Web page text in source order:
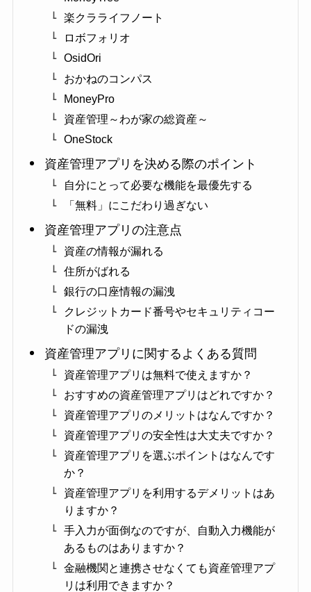
楽クラライフノート
ロボフォリオ
OsidOri
おかねのコンパス
MoneyPro
資産管理～わが家の総資産～
OneStock
資産管理アプリを決める際のポイント
自分にとって必要な機能を最優先する
「無料」にこだわり過ぎない
資産管理アプリの注意点
資産の情報が漏れる
住所がばれる
銀行の口座情報の漏洩
クレジットカード番号やセキュリティコー
ドの漏洩
資産管理アプリに関するよくある質問
資産管理アプリは無料で使えますか？
おすすめの資産管理アプリはどれですか？
資産管理アプリのメリットはなんですか？
資産管理アプリの安全性は大丈夫ですか？
資産管理アプリを選ぶポイントはなんです
か？
資産管理アプリを利用するデメリットはあ
りますか？
手入力が面倒なのですが、自動入力機能が
あるものはありますか？
金融機関と連携させなくても資産管理アプ
リは利用できますか？